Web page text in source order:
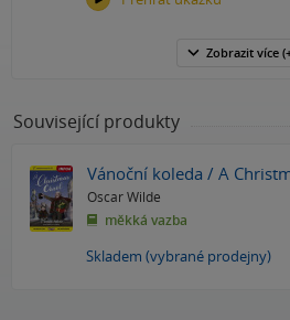
Zobrazit více
Související produkty
Vánoční koleda / A
Oscar Wilde
měkká vazba
Skladem (vybrané prodejny)